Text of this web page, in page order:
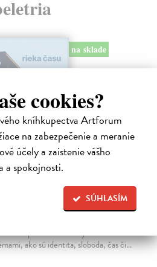
cookies?
kníhkupectva Artforum
na zabezpečenie a meranie
účely a zaistenie vášho
a spokojnosti.
SÚHLASÍM
na sklade
slov podnietili milióny čitateľov k
ako sú identita, sloboda, čas či…